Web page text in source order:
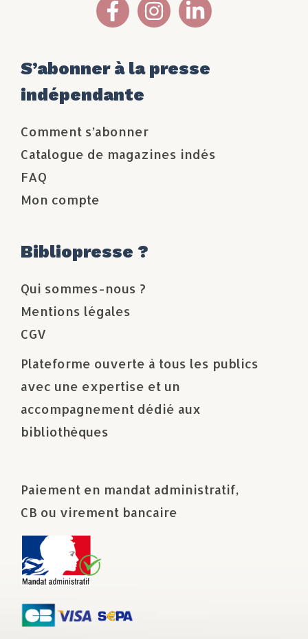
S’abonner à la presse
indépendante
Comment s’abonner
Catalogue de magazines indés
FAQ
Mon compte
Bibliopresse ?
Qui sommes-nous ?
Mentions légales
CGV
Plateforme ouverte à tous les publics
avec une expertise et un
accompagnement dédié aux
bibliothèques
Paiement en mandat administratif,
CB ou virement bancaire